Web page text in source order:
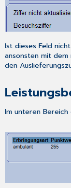
Ist dieses Feld
ansonsten mit dem
den
Im unteren Bereich